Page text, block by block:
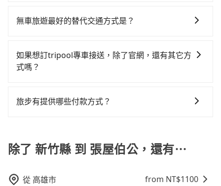
tripool並到府專車接送，則每人平均花費約1,470元，
於不是這麼趕時間的人來說，預約tripool還是比較划算
的。如果你是三人以下要乘車，也可參考tripool的拼車
差的車款，如果人數超過四位，更是沒有較大的七人座
凹的車門仍未被修理，每一次租車都好像在開樂透一
樣。另外，偶爾也會遇到明明已經預約了時間但上一位
小的風險。最後，雖然路邊隨租隨還看似方便，但實際
難度是台北或新北的80倍之多。如果當天或隔天也要原
無論在價格或服務品質上，tripool都是你從新竹縣到張
屋伯公的最佳選擇。
跨縣市接送的需求，tripool都能滿足你。乘車前一天下
收據。
繫好安全帶，如四歲以下或身高不足的幼童無法正常綁
選租用適合1~4歲的兒童汽車座椅或4歲以上的增高墊，
如有新生兒需要0~1歲的嬰兒後向汽座，可先向客服人員
無車旅遊最好的替代交通方式是？
看您旅遊的目的地而定。您可以善用大眾運輸，例如：
公車、捷運、客運等，或者考慮租車。如果您想要更便
如果想訂tripool專車接送，除了官網，還有其它方
式嗎？
單，且絕無隱藏費用，若您是安卓系統手機還能下載app
旅步有提供哪些付款方式？
天內完成付款即可。
除了 新竹縣 到 張屋伯公，還有⋯
從 高雄市 from NT$1100